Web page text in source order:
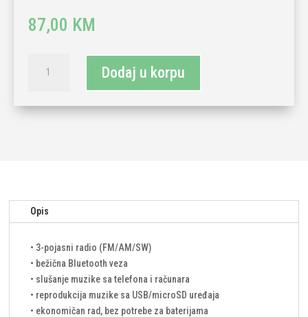
87,00 KM
radio
BT
količina
Dodaj u korpu
Opis
• 3-pojasni radio (FM/AM/SW)
• bežična Bluetooth veza
• slušanje muzike sa telefona i računara
• reprodukcija muzike sa USB/microSD uređaja
• ekonomičan rad, bez potrebe za baterijama